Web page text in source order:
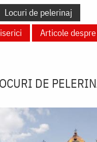
Locuri de pelerinaj
Articole
DE